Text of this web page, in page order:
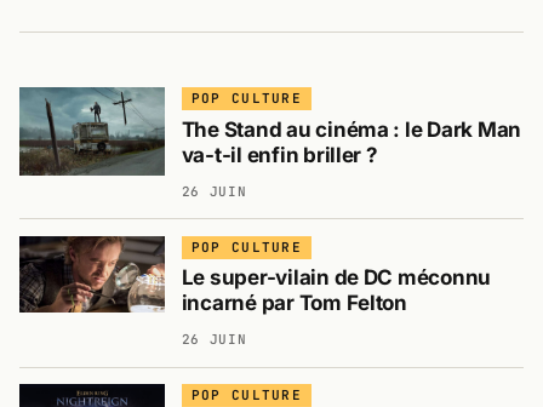
POP CULTURE
The Stand au cinéma : le Dark Man
va-t-il enfin briller ?
26 JUIN
POP CULTURE
Le super-vilain de DC méconnu
incarné par Tom Felton
26 JUIN
POP CULTURE